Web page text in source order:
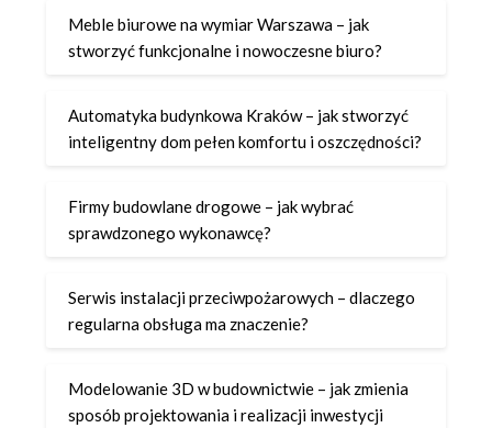
Meble biurowe na wymiar Warszawa – jak
stworzyć funkcjonalne i nowoczesne biuro?
Automatyka budynkowa Kraków – jak stworzyć
inteligentny dom pełen komfortu i oszczędności?
Firmy budowlane drogowe – jak wybrać
sprawdzonego wykonawcę?
Serwis instalacji przeciwpożarowych – dlaczego
regularna obsługa ma znaczenie?
Modelowanie 3D w budownictwie – jak zmienia
sposób projektowania i realizacji inwestycji